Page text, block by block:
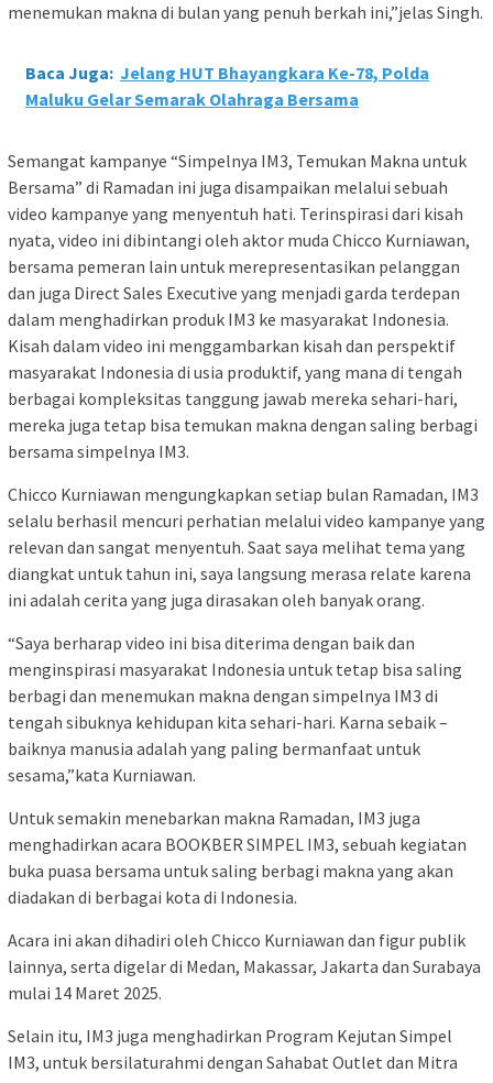
menemukan makna di bulan yang penuh berkah ini,”jelas Singh.
Baca Juga: Jelang HUT Bhayangkara Ke-78, Polda
Maluku Gelar Semarak Olahraga Bersama
Semangat kampanye “Simpelnya IM3, Temukan Makna untuk
Bersama” di Ramadan ini juga disampaikan melalui sebuah
video kampanye yang menyentuh hati. Terinspirasi dari kisah
nyata, video ini dibintangi oleh aktor muda Chicco Kurniawan,
bersama pemeran lain untuk merepresentasikan pelanggan
dan juga Direct Sales Executive yang menjadi garda terdepan
dalam menghadirkan produk IM3 ke masyarakat Indonesia.
Kisah dalam video ini menggambarkan kisah dan perspektif
masyarakat Indonesia di usia produktif, yang mana di tengah
berbagai kompleksitas tanggung jawab mereka sehari-hari,
mereka juga tetap bisa temukan makna dengan saling berbagi
bersama simpelnya IM3.
Chicco Kurniawan mengungkapkan setiap bulan Ramadan, IM3
selalu berhasil mencuri perhatian melalui video kampanye yang
relevan dan sangat menyentuh. Saat saya melihat tema yang
diangkat untuk tahun ini, saya langsung merasa relate karena
ini adalah cerita yang juga dirasakan oleh banyak orang.
“Saya berharap video ini bisa diterima dengan baik dan
menginspirasi masyarakat Indonesia untuk tetap bisa saling
berbagi dan menemukan makna dengan simpelnya IM3 di
tengah sibuknya kehidupan kita sehari-hari. Karna sebaik –
baiknya manusia adalah yang paling bermanfaat untuk
sesama,”kata Kurniawan.
Untuk semakin menebarkan makna Ramadan, IM3 juga
menghadirkan acara BOOKBER SIMPEL IM3, sebuah kegiatan
buka puasa bersama untuk saling berbagi makna yang akan
diadakan di berbagai kota di Indonesia.
Acara ini akan dihadiri oleh Chicco Kurniawan dan figur publik
lainnya, serta digelar di Medan, Makassar, Jakarta dan Surabaya
mulai 14 Maret 2025.
Selain itu, IM3 juga menghadirkan Program Kejutan Simpel
IM3, untuk bersilaturahmi dengan Sahabat Outlet dan Mitra